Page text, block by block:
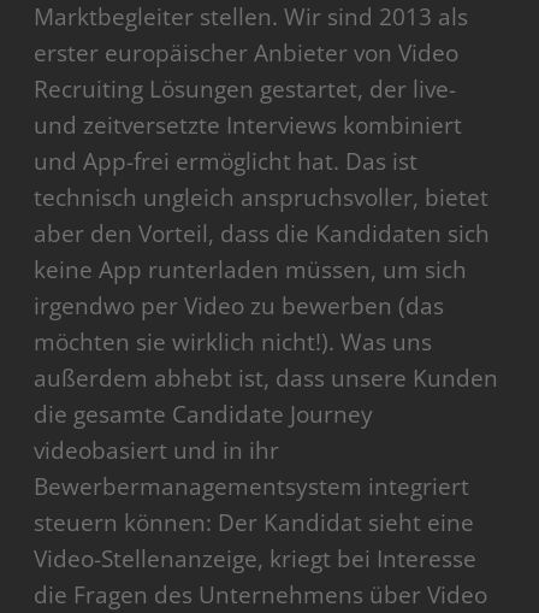
Marktbegleiter stellen. Wir sind 2013 als
erster europäischer Anbieter von Video
Recruiting Lösungen gestartet, der live-
und zeitversetzte Interviews kombiniert
und App-frei ermöglicht hat. Das ist
technisch ungleich anspruchsvoller, bietet
aber den Vorteil, dass die Kandidaten sich
keine App runterladen müssen, um sich
irgendwo per Video zu bewerben (das
möchten sie wirklich nicht!). Was uns
außerdem abhebt ist, dass unsere Kunden
die gesamte Candidate Journey
videobasiert und in ihr
Bewerbermanagementsystem integriert
steuern können: Der Kandidat sieht eine
Video-Stellenanzeige, kriegt bei Interesse
die Fragen des Unternehmens über Video